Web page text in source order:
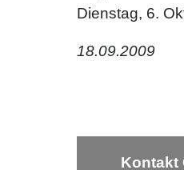
Dienstag, 6.
18.09.2009
Kontakt